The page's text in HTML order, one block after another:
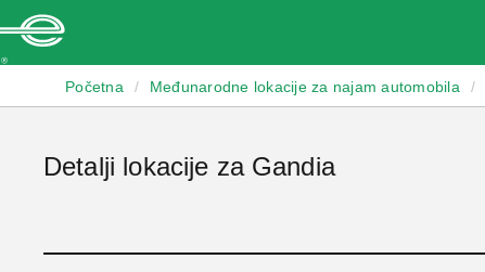
Početna / Međunarodne lokacije za najam automobila /
Detalji lokacije za Gandia